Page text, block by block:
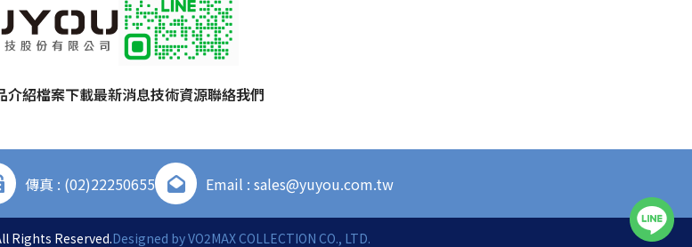
介紹檔案下載最新消息技術資源聯絡我們
傳真 : (02)22250655 Email : sales@yuyou.com.tw
Rights Reserved.Designed byVO2MAX COLLECTION CO., LTD.